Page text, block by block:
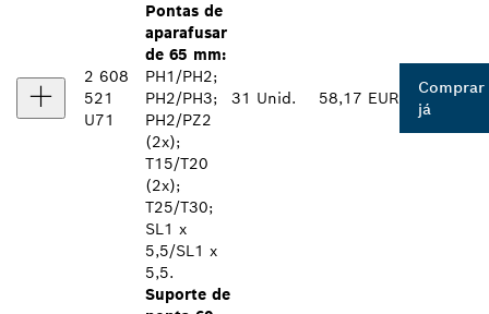
2 608
521
U71
Pontas de
aparafusar
de 65 mm:
PH1/PH2;
PH2/PH3;
PH2/PZ2
(2x);
T15/T20
(2x);
T25/T30;
SL1 x
5,5/SL1 x
5,5.
Suporte de
31 Unid. 58,17 EUR
Comprar
já